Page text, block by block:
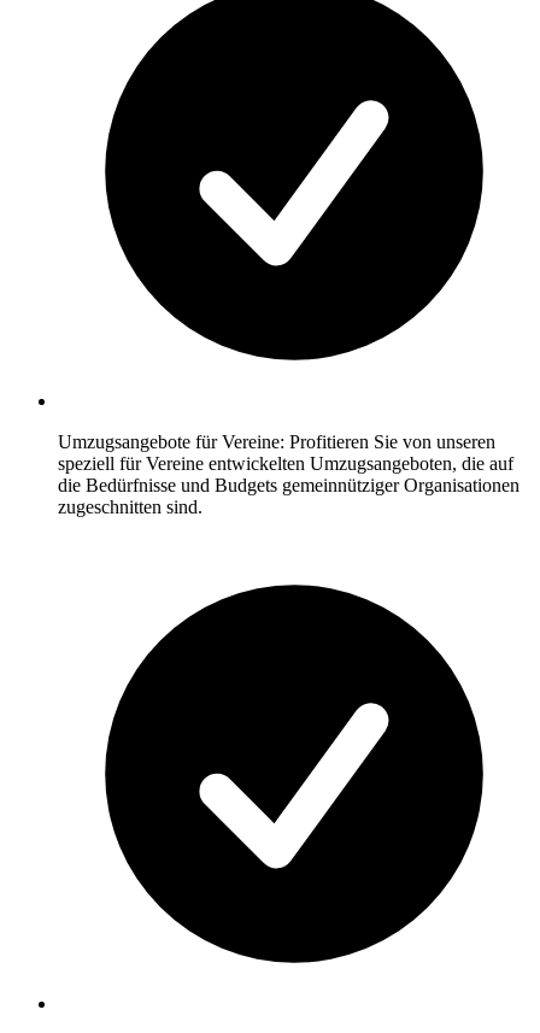
Umzugsangebote für Vereine: Profitieren Sie von unseren
speziell für Vereine entwickelten Umzugsangeboten, die auf
die Bedürfnisse und Budgets gemeinnütziger Organisationen
zugeschnitten sind.